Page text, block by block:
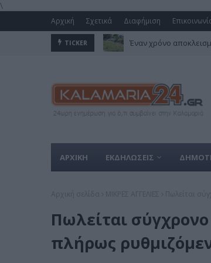
\
Αρχική Σχετικά Διαφήμιση
TICKER Έναν χρόνο
ΑΡΧΙΚΗ ΕΚΔΗΛΩΣΕΙΣ
Πωλείται
πλήρως